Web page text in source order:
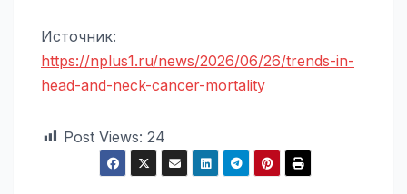
Источник:
https://nplus1.ru/news/2026/06/26/trends-in-
head-and-neck-cancer-mortality
Post Views: 24